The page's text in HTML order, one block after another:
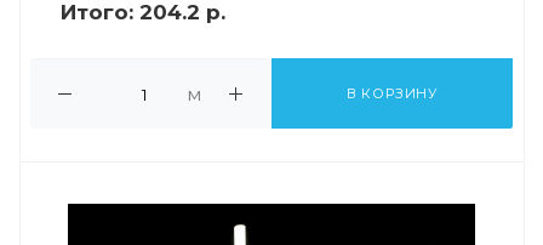
Итого: 204.2 р.
м В КОРЗИНУ